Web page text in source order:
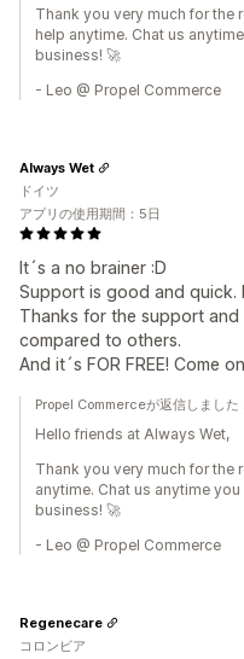
Thank you very much for the
help anytime. Chat us
business! 🚀
- Leo @ Propel Commerce
It´s a no brainer :D
Support is good and quick.
Thanks for the support and
compared to others.
And it´s FOR FREE! Come
Always Wet
ドイツ
アプリの使用期間：5日
Propel Commerceが返信しまし
Hello friends at Always Wet,
Thank you very much for the
anytime. Chat us anytime
business! 🚀
- Leo @ Propel Commerce
Regenecare
コロンビア